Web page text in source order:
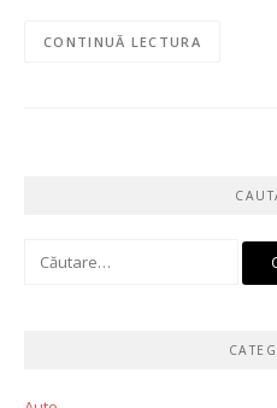
CONTINUĂ LECTURA
Caută